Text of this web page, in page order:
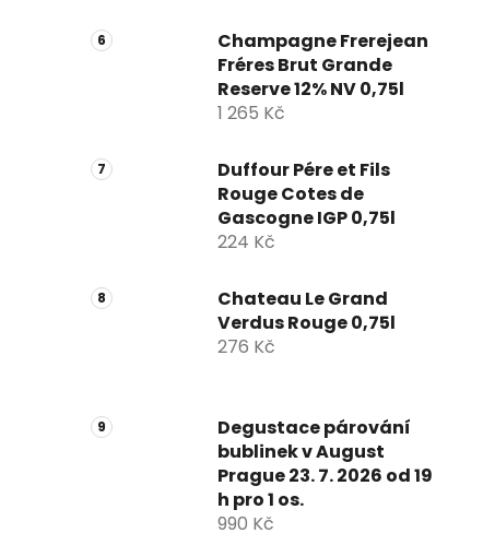
Champagne Frerejean
Fréres Brut Grande
Reserve 12% NV 0,75l
1 265 Kč
Duffour Pére et Fils
Rouge Cotes de
Gascogne IGP 0,75l
224 Kč
Chateau Le Grand
Verdus Rouge 0,75l
276 Kč
Degustace párování
bublinek v August
Prague 23. 7. 2026 od 19
h pro 1 os.
990 Kč